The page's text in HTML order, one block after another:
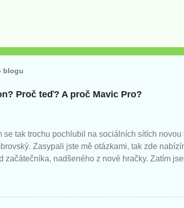
blogu
Proč teď? A proč Mavic Pro?
se tak trochu pochlubil na sociálních sítích
Zasypali jste mě otázkami, tak zde
začátečníka, nadšeného z nové hračky. Zatím